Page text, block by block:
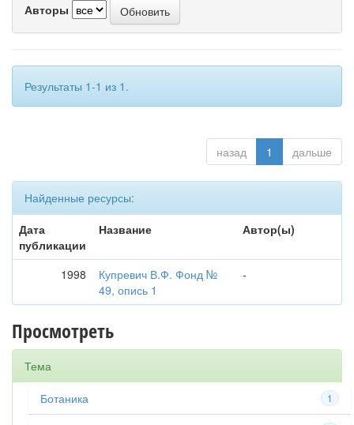
Авторы
Результаты 1-1 из 1.
назад 1 дальше
Найденные ресурсы:
Дата
публикации
Название Автор(ы)
1998
Купревич В.Ф. Фонд №
49, опись 1
-
Просмотреть
Тема
1
Ботаника